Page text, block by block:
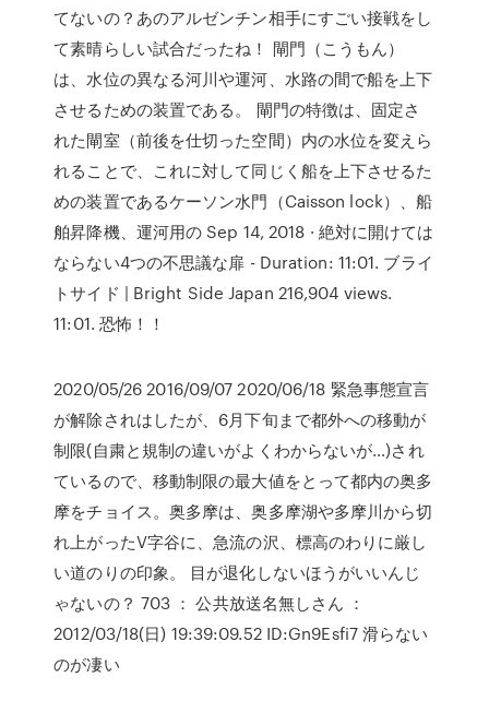
てないの？あのアルゼンチン相手にすごい接戦をし
て素晴らしい試合だったね！ 閘門（こうもん）
は、水位の異なる河川や運河、水路の間で船を上下
させるための装置である。 閘門の特徴は、固定さ
れた閘室（前後を仕切った空間）内の水位を変えら
れることで、これに対して同じく船を上下させるた
めの装置であるケーソン水門（Caisson lock）、船
舶昇降機、運河用の Sep 14, 2018 · 絶対に開けては
ならない4つの不思議な扉 - Duration: 11:01. ブライ
トサイド | Bright Side Japan 216,904 views.
11:01. 恐怖！！
2020/05/26 2016/09/07 2020/06/18 緊急事態宣言
が解除されはしたが、6月下旬まで都外への移動が
制限(自粛と規制の違いがよくわからないが…)され
ているので、移動制限の最大値をとって都内の奥多
摩をチョイス。奥多摩は、奥多摩湖や多摩川から切
れ上がったV字谷に、急流の沢、標高のわりに厳し
い道のりの印象。 目が退化しないほうがいいんじ
ゃないの？ 703 ： 公共放送名無しさん ：
2012/03/18(日) 19:39:09.52 ID:Gn9Esfi7 滑らない
のが凄い